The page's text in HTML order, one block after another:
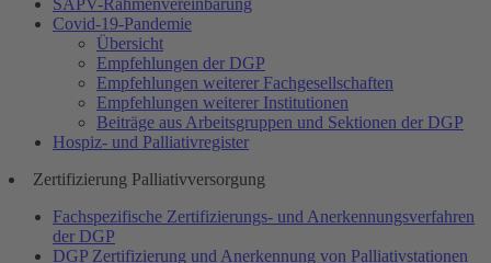
SAPV-Rahmenvereinbarung
Covid-19-Pandemie
Übersicht
Empfehlungen der DGP
Empfehlungen weiterer Fachgesellschaften
Empfehlungen weiterer Institutionen
Beiträge aus Arbeitsgruppen und Sektionen der DGP
Hospiz- und Palliativregister
Zertifizierung Palliativversorgung
Fachspezifische Zertifizierungs- und Anerkennungsverfahren
der DGP
DGP Zertifizierung und Anerkennung von Palliativstationen